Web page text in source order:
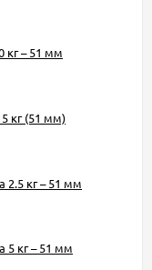
кг – 51 мм
кг (51 мм)
2.5 кг – 51 мм
5 кг – 51 мм